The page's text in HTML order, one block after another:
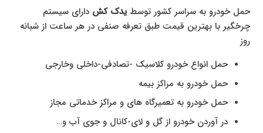
حمل خودرو به سراسر کشور توسطیدک کش دارای سیستم
چرخگیر با بهترین قیمت طبق تعرفه صنفی در هر ساعت از شبانه
روز
حمل انواع خودرو کلاسیک -تصادفی-داخلی وخارجی
حمل خودرو به مراکز بیمه
حمل خودرو به تعمیرگاه های و مراکز خدماتی مجاز
در آوردن خودرو از گل و لای-کانال و جوی آب و…